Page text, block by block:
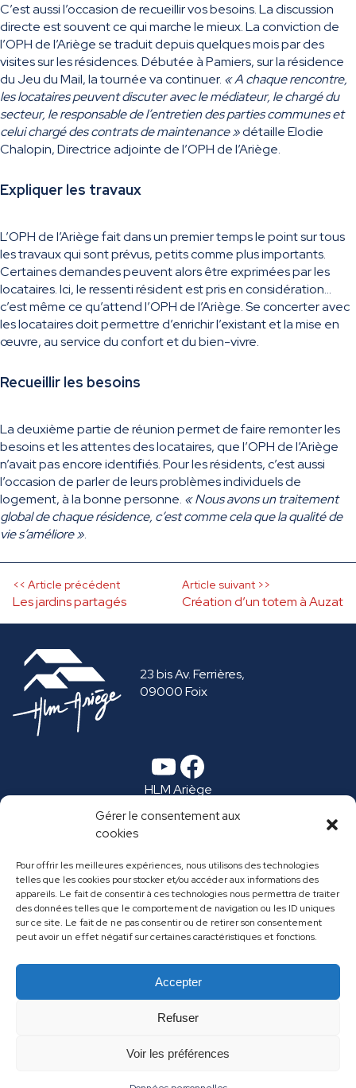
Gérer le consentement aux
cookies
Pour offrir les meilleures expériences, nous utilisons des technologies
telles que les cookies pour stocker et/ou accéder aux informations des
appareils. Le fait de consentir à ces technologies nous permettra de traiter
des données telles que le comportement de navigation ou les ID uniques
sur ce site. Le fait de ne pas consentir ou de retirer son consentement
peut avoir un effet négatif sur certaines caractéristiques et fonctions.
Accepter
Refuser
Voir les préférences
C’est aussi l’occasion de recueillir vos besoins. La discussion
directe est souvent ce qui marche le mieux. La conviction de
l’OPH de l’Ariège se traduit depuis quelques mois par des
visites sur les résidences. Débutée à Pamiers, sur la résidence
du Jeu du Mail, la tournée va continuer. « A chaque rencontre,
les locataires peuvent discuter avec le médiateur, le chargé du
secteur, le responsable de l’entretien des parties communes et
celui chargé des contrats de maintenance »détaille Elodie
Chalopin, Directrice adjointe de l’OPH de l’Ariège.
Expliquer les travaux
L’OPH de l’Ariège fait dans un premier temps le point sur tous
les travaux qui sont prévus, petits comme plus importants.
Certaines demandes peuvent alors être exprimées par les
locataires. Ici, le ressenti résident est pris en considération…
c’est même ce qu’attend l’OPH de l’Ariège. Se concerter avec
les locataires doit permettre d’enrichir l’existant et la mise en
œuvre, au service du confort et du bien-vivre.
Recueillir les besoins
La deuxième partie de réunion permet de faire remonter les
besoins et les attentes des locataires, que l’OPH de l’Ariège
n’avait pas encore identifiés. Pour les résidents, c’est aussi
l’occasion de parler de leurs problèmes individuels de
logement, à la bonne personne. « Nous avons un traitement
global de chaque résidence, c’est comme cela que la qualité de
vie s’améliore ».
Navigation
de
l’article
<< Article précédent
Les jardins partagés
Article suivant >>
Création d’un totem à Auzat
23 bis Av. Ferrières,
09000 Foix
YouTube Facebook
HLM Ariège
Espace Presse
Ma vie de locataire
Recrutement
Marchés publics
FAQ
Mentions légales